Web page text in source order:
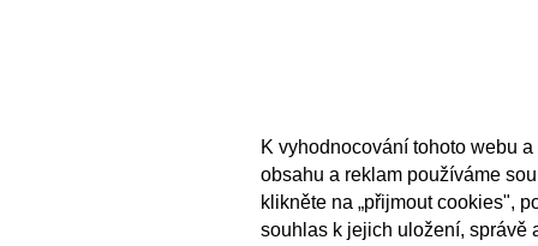
K vyhodnocování tohoto webu
obsahu a reklam používáme
klikněte na „přijmout cookies",
souhlas k jejich uložení, správě